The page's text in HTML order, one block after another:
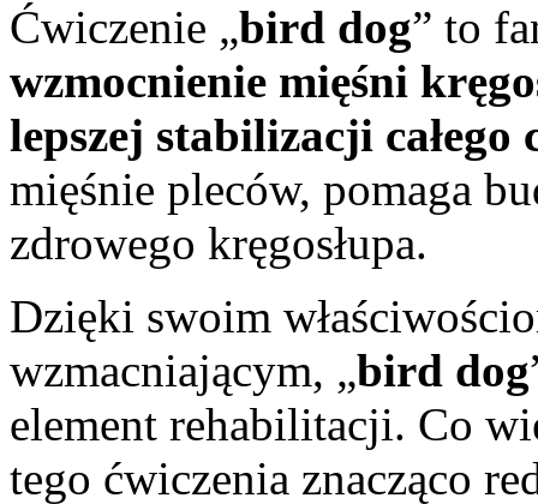
Ćwiczenie „bird dog” to
wzmocnienie mięśni
lepszej stabilizacji całego
mięśnie pleców, pomaga
zdrowego kręgosłupa.
Dzięki swoim
wzmacniającym, „bird dog
element rehabilitacji. Co
tego ćwiczenia znacząco